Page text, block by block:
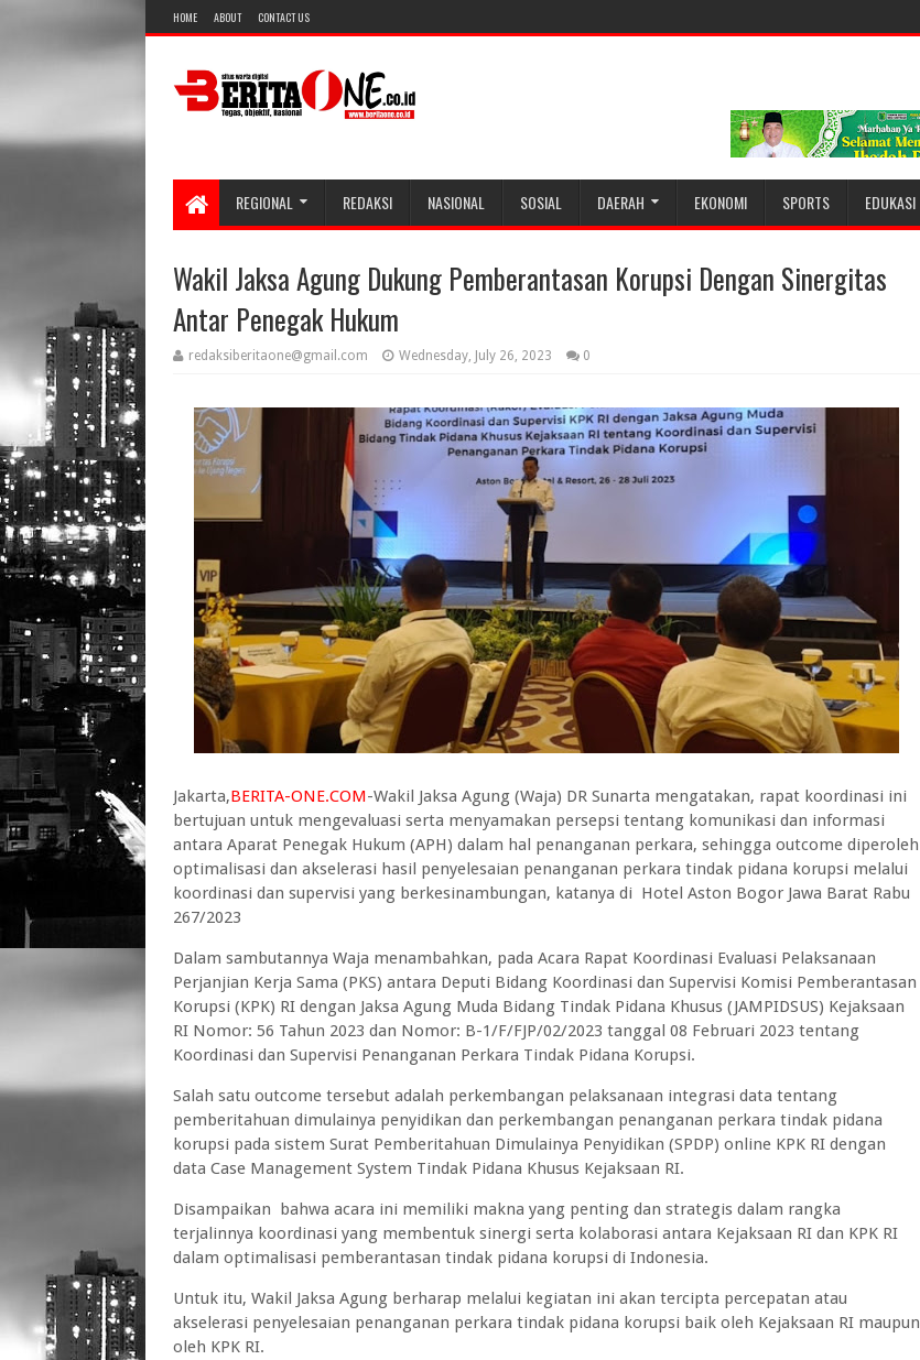
HOME ABOUT CONTACT US
REGIONAL REDAKSI NASIONAL SOSIAL DAERAH EKONOMI SPORTS EDUKASI
Wakil Jaksa Agung Dukung Pemberantasan Korupsi Dengan Sinergitas
Antar Penegak Hukum
redaksiberitaone@gmail.com Wednesday, July 26, 2023 0
Jakarta,BERITA-ONE.COM-Wakil Jaksa Agung (Waja) DR Sunarta mengatakan, rapat koordinasi ini
bertujuan untuk mengevaluasi serta menyamakan persepsi tentang komunikasi dan informasi
antara Aparat Penegak Hukum (APH) dalam hal penanganan perkara, sehingga outcome diperoleh
optimalisasi dan akselerasi hasil penyelesaian penanganan perkara tindak pidana korupsi melalui
koordinasi dan supervisi yang berkesinambungan, katanya di Hotel Aston Bogor Jawa Barat Rabu
267/2023
Dalam sambutannya Waja menambahkan, pada Acara Rapat Koordinasi Evaluasi Pelaksanaan
Perjanjian Kerja Sama (PKS) antara Deputi Bidang Koordinasi dan Supervisi Komisi Pemberantasan
Korupsi (KPK) RI dengan Jaksa Agung Muda Bidang Tindak Pidana Khusus (JAMPIDSUS) Kejaksaan
RI Nomor: 56 Tahun 2023 dan Nomor: B-1/F/FJP/02/2023 tanggal 08 Februari 2023 tentang
Koordinasi dan Supervisi Penanganan Perkara Tindak Pidana Korupsi.
Salah satu outcome tersebut adalah perkembangan pelaksanaan integrasi data tentang
pemberitahuan dimulainya penyidikan dan perkembangan penanganan perkara tindak pidana
korupsi pada sistem Surat Pemberitahuan Dimulainya Penyidikan (SPDP) online KPK RI dengan
data Case Management System Tindak Pidana Khusus Kejaksaan RI.
Disampaikan bahwa acara ini memiliki makna yang penting dan strategis dalam rangka
terjalinnya koordinasi yang membentuk sinergi serta kolaborasi antara Kejaksaan RI dan KPK RI
dalam optimalisasi pemberantasan tindak pidana korupsi di Indonesia.
Untuk itu, Wakil Jaksa Agung berharap melalui kegiatan ini akan tercipta percepatan atau
akselerasi penyelesaian penanganan perkara tindak pidana korupsi baik oleh Kejaksaan RI maupun
oleh KPK RI.